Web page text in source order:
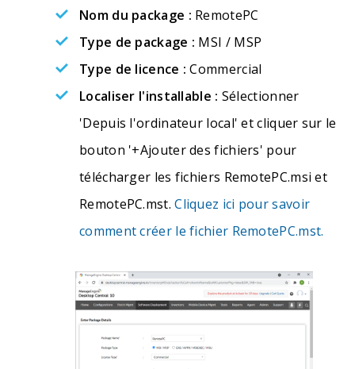
Nom du package : RemotePC
Type de package : MSI / MSP
Type de licence : Commercial
Localiser l'installable : Sélectionner
'Depuis l'ordinateur local' et cliquer sur le
bouton '+Ajouter des fichiers' pour
télécharger les fichiers RemotePC.msi et
RemotePC.mst. Cliquez ici pour savoir
comment créer le fichier RemotePC.mst.